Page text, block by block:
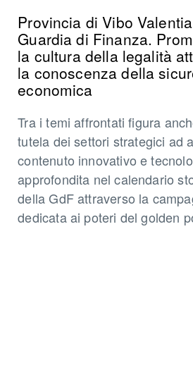
Provincia di Vibo
Guardia di Finanza.
la cultura della legalità
la conoscenza della
economica
Tra i temi affrontati figura
tutela dei settori strategici ad
contenuto innovativo e
approfondita nel calendario
della GdF attraverso la
dedicata ai poteri del golden